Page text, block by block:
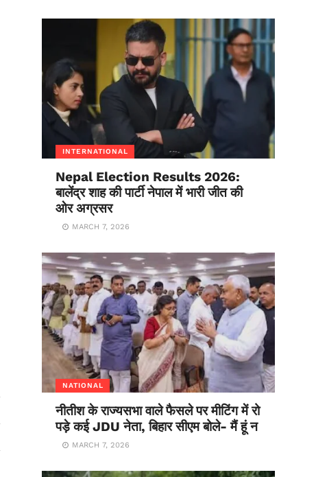
INTERNATIONAL
Nepal Election Results 2026:
बालेंद्र शाह की पार्टी नेपाल में भारी जीत की
ओर अग्रसर
MARCH 7, 2026
NATIONAL
नीतीश के राज्यसभा वाले फैसले पर मीटिंग में रो
पड़े कई JDU नेता, बिहार सीएम बोले- मैं हूं न
MARCH 7, 2026